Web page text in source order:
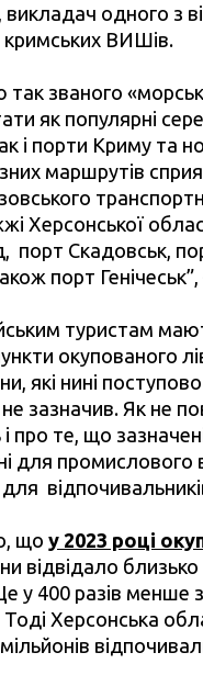
одного з
кримських ВИШів.
званого
як популярні
і порти Криму та
маршрутів
Херсонської
порт Скадовськ,
порт Генічеськ”,
туристам
окупованого
які нині
зазначив. Як не
про те, що
для промислового
що у 2023 році
відвідало близько
у 400 разів менше
Тоді Херсонська